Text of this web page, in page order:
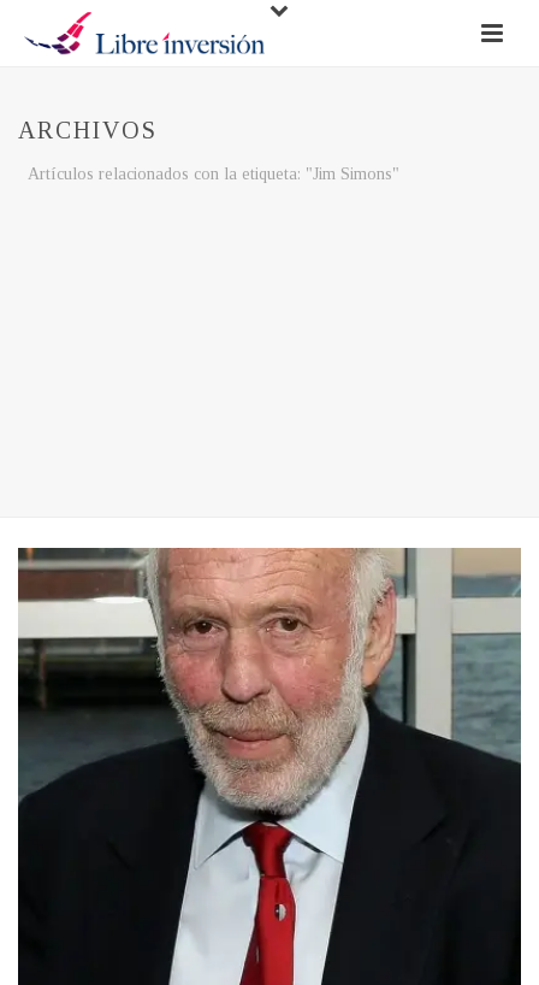
ARCHIVOS
Artículos relacionados con la etiqueta: "Jim Simons"